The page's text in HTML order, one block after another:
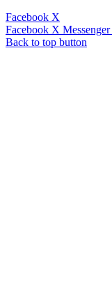
Facebook X
Facebook X Messenger
Back to top button